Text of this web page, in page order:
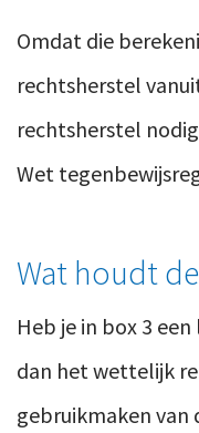
Omdat die
rechtsherstel
rechtsherstel
Wet
Wat houdt
Heb je in box 3
dan het wettelijk
gebruikmaken van